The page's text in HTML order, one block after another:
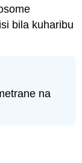
bila kuharibu
na